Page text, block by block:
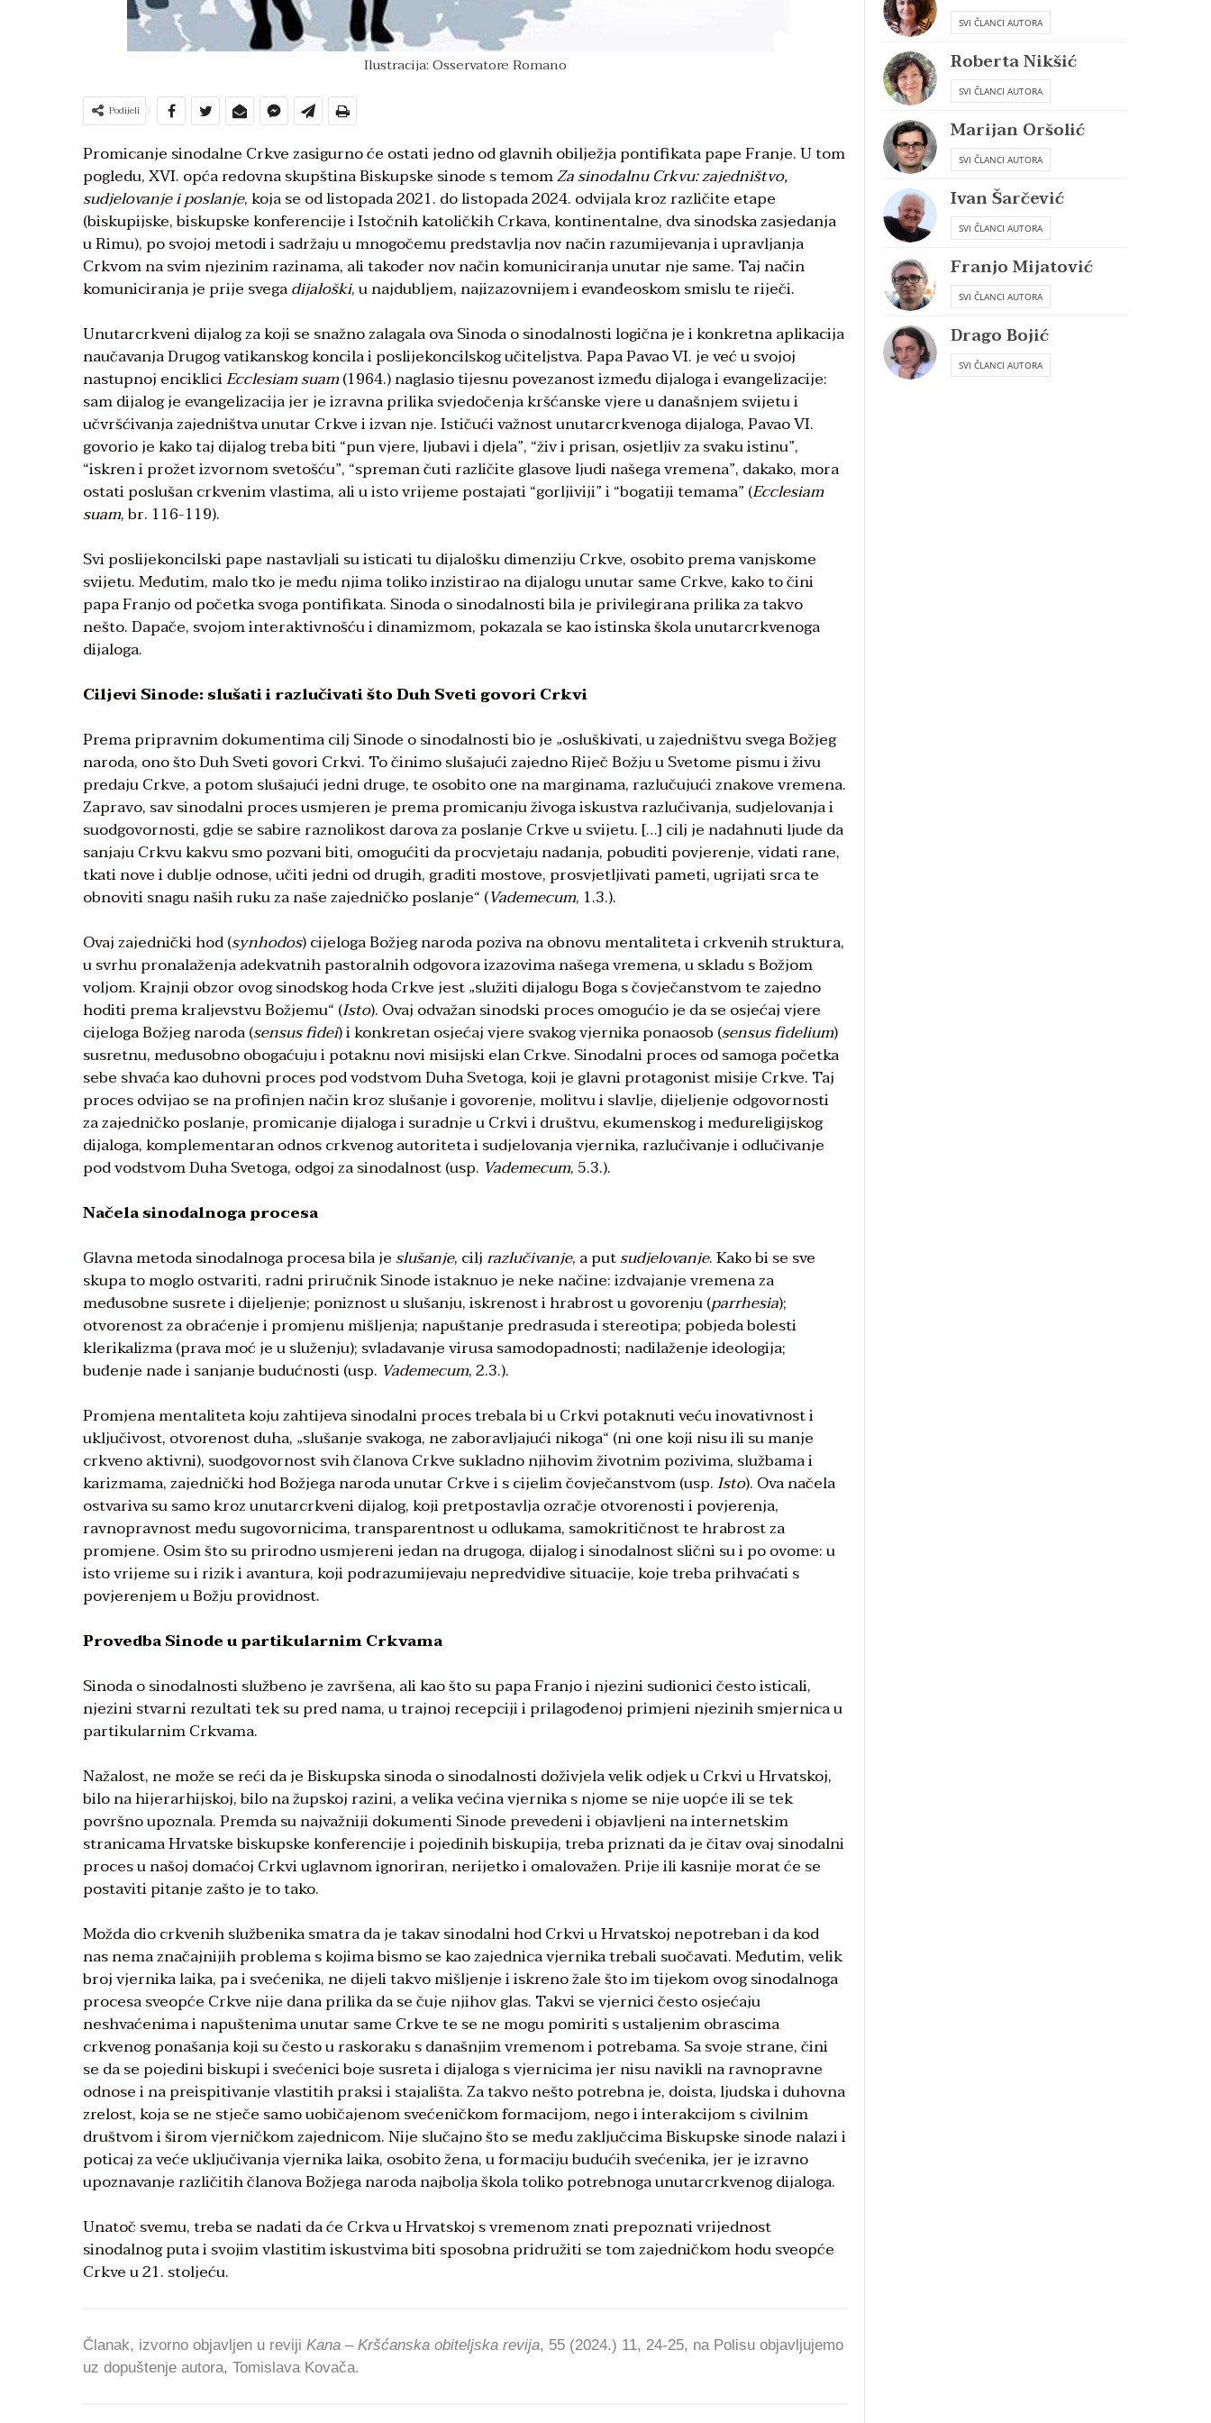
Ilustracija: Osservatore Romano
Podijeli
Promicanje sinodalne Crkve zasigurno će ostati jedno od glavnih obilježja pontifikata pape Franje. U tom
pogledu, XVI. opća redovna skupština Biskupske sinode s temomZa sinodalnu Crkvu: zajedništvo,
sudjelovanje i poslanje, koja se od listopada 2021. do listopada 2024. odvijala kroz različite etape
(biskupijske, biskupske konferencije i Istočnih katoličkih Crkava, kontinentalne, dva sinodska zasjedanja
u Rimu), po svojoj metodi i sadržaju u mnogočemu predstavlja nov način razumijevanja i upravljanja
Crkvom na svim njezinim razinama, ali također nov način komuniciranja unutar nje same. Taj način
komuniciranja je prije svegadijaloški, u najdubljem, najizazovnijem i evanđeoskom smislu te riječi.
Unutarcrkveni dijalog za koji se snažno zalagala ova Sinoda o sinodalnosti logična je i konkretna aplikacija
naučavanja Drugog vatikanskog koncila i poslijekoncilskog učiteljstva. Papa Pavao VI. je već u svojoj
nastupnoj encikliciEcclesiam suam(1964.) naglasio tijesnu povezanost između dijaloga i evangelizacije:
sam dijalog je evangelizacija jer je izravna prilika svjedočenja kršćanske vjere u današnjem svijetu i
učvršćivanja zajedništva unutar Crkve i izvan nje. Ističući važnost unutarcrkvenoga dijaloga, Pavao VI.
govorio je kako taj dijalog treba biti “pun vjere, ljubavi i djela”, “živ i prisan, osjetljiv za svaku istinu”,
“iskren i prožet izvornom svetošću”, “spreman čuti različite glasove ljudi našega vremena”, dakako, mora
ostati poslušan crkvenim vlastima, ali u isto vrijeme postajati “gorljiviji” i “bogatiji temama” (Ecclesiam
suam, br. 116-119).
Svi poslijekoncilski pape nastavljali su isticati tu dijalošku dimenziju Crkve, osobito prema vanjskome
svijetu. Međutim, malo tko je među njima toliko inzistirao na dijalogu unutar same Crkve, kako to čini
papa Franjo od početka svoga pontifikata. Sinoda o sinodalnosti bila je privilegirana prilika za takvo
nešto. Dapače, svojom interaktivnošću i dinamizmom, pokazala se kao istinska škola unutarcrkvenoga
dijaloga.
Ciljevi Sinode: slušati i razlučivati što Duh Sveti govori Crkvi
Prema pripravnim dokumentima cilj Sinode o sinodalnosti bio je „osluškivati, u zajedništvu svega Božjeg
naroda, ono što Duh Sveti govori Crkvi. To činimo slušajući zajedno Riječ Božju u Svetome pismu i živu
predaju Crkve, a potom slušajući jedni druge, te osobito one na marginama, razlučujući znakove vremena.
Zapravo, sav sinodalni proces usmjeren je prema promicanju živoga iskustva razlučivanja, sudjelovanja i
suodgovornosti, gdje se sabire raznolikost darova za poslanje Crkve u svijetu. […] cilj je nadahnuti ljude da
sanjaju Crkvu kakvu smo pozvani biti, omogućiti da procvjetaju nadanja, pobuditi povjerenje, vidati rane,
tkati nove i dublje odnose, učiti jedni od drugih, graditi mostove, prosvjetljivati pameti, ugrijati srca te
obnoviti snagu naših ruku za naše zajedničko poslanje“ (Vademecum, 1.3.).
Ovaj zajednički hod (synhodos) cijeloga Božjeg naroda poziva na obnovu mentaliteta i crkvenih struktura,
u svrhu pronalaženja adekvatnih pastoralnih odgovora izazovima našega vremena, u skladu s Božjom
voljom. Krajnji obzor ovog sinodskog hoda Crkve jest „služiti dijalogu Boga s čovječanstvom te zajedno
hoditi prema kraljevstvu Božjemu“ (Isto). Ovaj odvažan sinodski proces omogućio je da se osjećaj vjere
cijeloga Božjeg naroda (sensus fidei) i konkretan osjećaj vjere svakog vjernika ponaosob (sensus fidelium)
susretnu, međusobno obogaćuju i potaknu novi misijski elan Crkve. Sinodalni proces od samoga početka
sebe shvaća kao duhovni proces pod vodstvom Duha Svetoga, koji je glavni protagonist misije Crkve. Taj
proces odvijao se na profinjen način kroz slušanje i govorenje, molitvu i slavlje, dijeljenje odgovornosti
za zajedničko poslanje, promicanje dijaloga i suradnje u Crkvi i društvu, ekumenskog i međureligijskog
dijaloga, komplementaran odnos crkvenog autoriteta i sudjelovanja vjernika, razlučivanje i odlučivanje
pod vodstvom Duha Svetoga, odgoj za sinodalnost (usp. Vademecum, 5.3.).
Načela sinodalnoga procesa
Glavna metoda sinodalnoga procesa bila jeslušanje, ciljrazlučivanje, a putsudjelovanje. Kako bi se sve
skupa to moglo ostvariti, radni priručnik Sinode istaknuo je neke načine: izdvajanje vremena za
međusobne susrete i dijeljenje; poniznost u slušanju, iskrenost i hrabrost u govorenju (parrhesia);
otvorenost za obraćenje i promjenu mišljenja; napuštanje predrasuda i stereotipa; pobjeda bolesti
klerikalizma (prava moć je u služenju); svladavanje virusa samodopadnosti; nadilaženje ideologija;
buđenje nade i sanjanje budućnosti (usp. Vademecum, 2.3.).
Promjena mentaliteta koju zahtijeva sinodalni proces trebala bi u Crkvi potaknuti veću inovativnost i
uključivost, otvorenost duha, „slušanje svakoga, ne zaboravljajući nikoga“ (ni one koji nisu ili su manje
crkveno aktivni), suodgovornost svih članova Crkve sukladno njihovim životnim pozivima, službama i
karizmama, zajednički hod Božjega naroda unutar Crkve i s cijelim čovječanstvom (usp.Isto). Ova načela
ostvariva su samo kroz unutarcrkveni dijalog, koji pretpostavlja ozračje otvorenosti i povjerenja,
ravnopravnost među sugovornicima, transparentnost u odlukama, samokritičnost te hrabrost za
promjene. Osim što su prirodno usmjereni jedan na drugoga, dijalog i sinodalnost slični su i po ovome: u
isto vrijeme su i rizik i avantura, koji podrazumijevaju nepredvidive situacije, koje treba prihvaćati s
povjerenjem u Božju providnost.
Provedba Sinode u partikularnim Crkvama
Sinoda o sinodalnosti službeno je završena, ali kao što su papa Franjo i njezini sudionici često isticali,
njezini stvarni rezultati tek su pred nama, u trajnoj recepciji i prilagođenoj primjeni njezinih smjernica u
partikularnim Crkvama.
Nažalost, ne može se reći da je Biskupska sinoda o sinodalnosti doživjela velik odjek u Crkvi u Hrvatskoj,
bilo na hijerarhijskoj, bilo na župskoj razini, a velika većina vjernika s njome se nije uopće ili se tek
površno upoznala. Premda su najvažniji dokumenti Sinode prevedeni i objavljeni na internetskim
stranicama Hrvatske biskupske konferencije i pojedinih biskupija, treba priznati da je čitav ovaj sinodalni
proces u našoj domaćoj Crkvi uglavnom ignoriran, nerijetko i omalovažen. Prije ili kasnije morat će se
postaviti pitanje zašto je to tako.
Možda dio crkvenih službenika smatra da je takav sinodalni hod Crkvi u Hrvatskoj nepotreban i da kod
nas nema značajnijih problema s kojima bismo se kao zajednica vjernika trebali suočavati. Međutim, velik
broj vjernika laika, pa i svećenika, ne dijeli takvo mišljenje i iskreno žale što im tijekom ovog sinodalnoga
procesa sveopće Crkve nije dana prilika da se čuje njihov glas. Takvi se vjernici često osjećaju
neshvaćenima i napuštenima unutar same Crkve te se ne mogu pomiriti s ustaljenim obrascima
crkvenog ponašanja koji su često u raskoraku s današnjim vremenom i potrebama. Sa svoje strane, čini
se da se pojedini biskupi i svećenici boje susreta i dijaloga s vjernicima jer nisu navikli na ravnopravne
odnose i na preispitivanje vlastitih praksi i stajališta. Za takvo nešto potrebna je, doista, ljudska i duhovna
zrelost, koja se ne stječe samo uobičajenom svećeničkom formacijom, nego i interakcijom s civilnim
društvom i širom vjerničkom zajednicom. Nije slučajno što se među zaključcima Biskupske sinode nalazi i
poticaj za veće uključivanja vjernika laika, osobito žena, u formaciju budućih svećenika, jer je izravno
upoznavanje različitih članova Božjega naroda najbolja škola toliko potrebnoga unutarcrkvenog dijaloga.
Unatoč svemu, treba se nadati da će Crkva u Hrvatskoj s vremenom znati prepoznati vrijednost
sinodalnog puta i svojim vlastitim iskustvima biti sposobna pridružiti se tom zajedničkom hodu sveopće
Crkve u 21. stoljeću.
Članak, izvorno objavljen u reviji Kana – Kršćanska obiteljska revija, 55 (2024.) 11, 24-25, na Polisu objavljujemo
uz dopuštenje autora, Tomislava Kovača.
SVI ČLANCI AUTORA
Roberta Nikšić
SVI ČLANCI AUTORA
Marijan Oršolić
SVI ČLANCI AUTORA
Ivan Šarčević
SVI ČLANCI AUTORA
Franjo Mijatović
SVI ČLANCI AUTORA
Drago Bojić
SVI ČLANCI AUTORA